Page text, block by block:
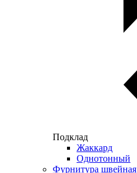
Подклад
Жаккард
Однотонный
Фурнитура швейная